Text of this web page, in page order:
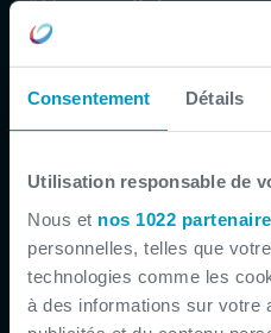
Consentement Détails
Utilisation responsable de
Nous et nos 1022
personnelles, telles que
technologies comme les
à des informations sur votre
“Notre collaboration
des projets
Frédéric Romain-
Business Relationship